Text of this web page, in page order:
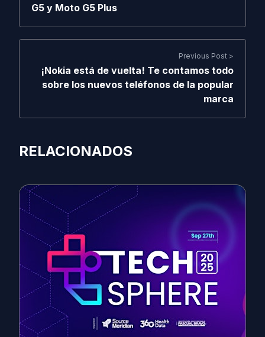
G5 y Moto G5 Plus
Previous Post >
¡Nokia está de vuelta! Te contamos todo
sobre los nuevos teléfonos de la popular
marca
RELACIONADOS